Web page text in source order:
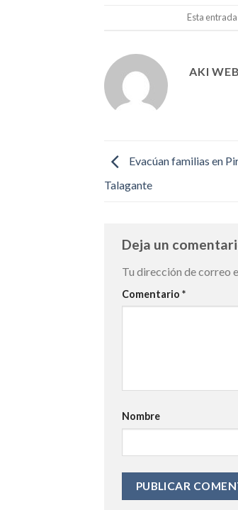
Esta
AKI
Evacúan familias en
Talagante
Deja un
Tu dirección de correo
Comentario *
Nombre